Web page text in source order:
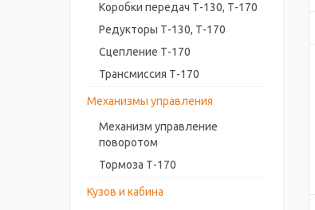
Коробки передач Т-130, Т-170
Редукторы Т-130, Т-170
Сцепление Т-170
Трансмиссия Т-170
Механизмы управления
Механизм управление
поворотом
Тормоза Т-170
Кузов и кабина